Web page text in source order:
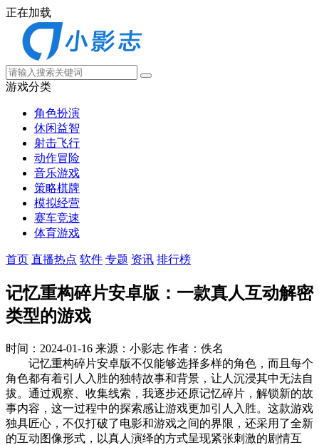
正在加载
游戏分类
角色扮演
休闲益智
射击飞行
动作冒险
音乐游戏
策略棋牌
模拟经营
赛车竞速
体育游戏
首页 直播热点 软件 专题 资讯 排行榜
记忆重构碎片安卓版：一款真人互动解密
类型的游戏
时间：2024-01-16 来源：小影志 作者：佚名
记忆重构碎片安卓版不仅能够选择多样的角色，而且每个
角色都有着引人入胜的独特故事和背景，让人沉浸其中无法自
拔。通过观察、收集线索，我逐步还原记忆碎片，解锁新的故
事内容，这一过程中的探索感让游戏更加引人入胜。这款游戏
独具匠心，不仅打破了电影和游戏之间的界限，还采用了全新
的互动图像形式，以真人演绎的方式呈现紧张刺激的剧情互